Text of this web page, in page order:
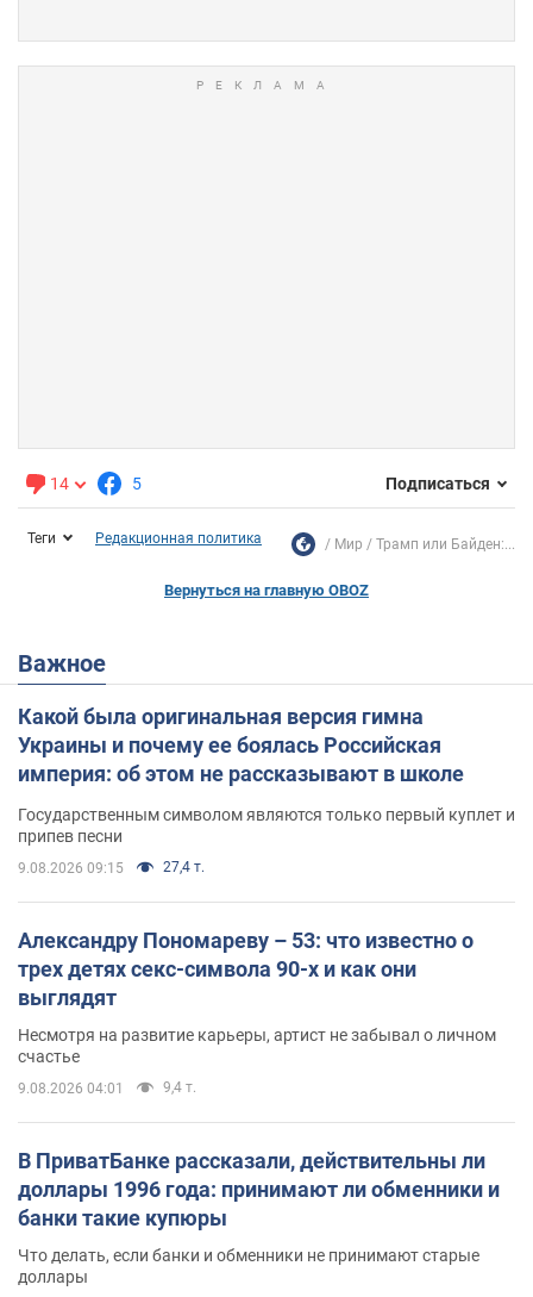
14 5 Подписаться
Теги Редакционная политика Мир Трамп или Байден:...
Вернуться на главную OBOZ
Важное
Какой была оригинальная версия гимна
Украины и почему ее боялась Российская
империя: об этом не рассказывают в школе
Государственным символом являются только первый куплет и
припев песни
9.08.2026 09:15 27,4 т.
Александру Пономареву – 53: что известно о
трех детях секс-символа 90-х и как они
выглядят
Несмотря на развитие карьеры, артист не забывал о личном
счастье
9.08.2026 04:01 9,4 т.
В ПриватБанке рассказали, действительны ли
доллары 1996 года: принимают ли обменники и
банки такие купюры
Что делать, если банки и обменники не принимают старые
доллары